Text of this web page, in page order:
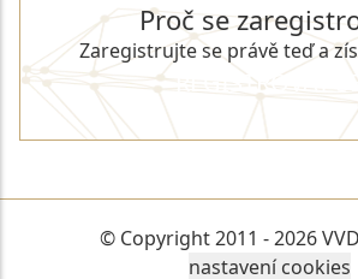
Proč se
Zaregistrujte se právě teď a
REGISTROVAT
© Copyright 2011 - 2026
nastavení cookies